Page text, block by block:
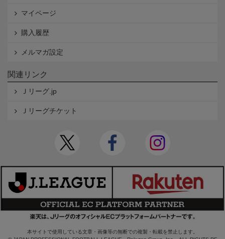
マイページ
購入履歴
メルマガ設定
関連リンク
Ｊリーグ.jp
Ｊリーグチケット
本サイトで使用している文章・画像等の無断での複製・転載を禁止します。